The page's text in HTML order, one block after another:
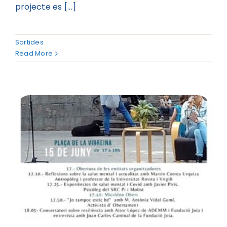
projecte es [...]
Sortides
Read More